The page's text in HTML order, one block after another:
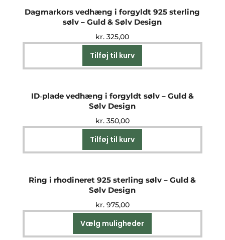
Dagmarkors vedhæng i forgyldt 925 sterling
sølv – Guld & Sølv Design
kr. 325,00
Tilføj til kurv
ID‑plade vedhæng i forgyldt sølv – Guld &
Sølv Design
kr.350,00
Tilføj til kurv
Ring i rhodineret 925 sterling sølv – Guld &
Sølv Design
kr.975,00
Vælg muligheder
vare